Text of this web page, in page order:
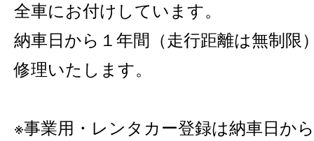
全車にお付けしています。
納車日から１年間（走行距離は無制限
修理いたします。
事業用・レンタカー登録は納車日か